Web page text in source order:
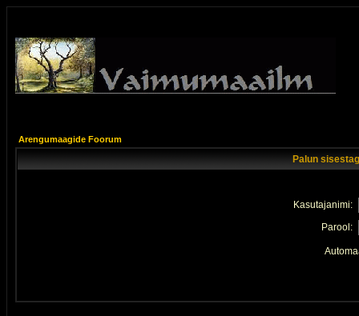
Arengumaagide Foorum
Palun
Kasutajanimi:
Parool: